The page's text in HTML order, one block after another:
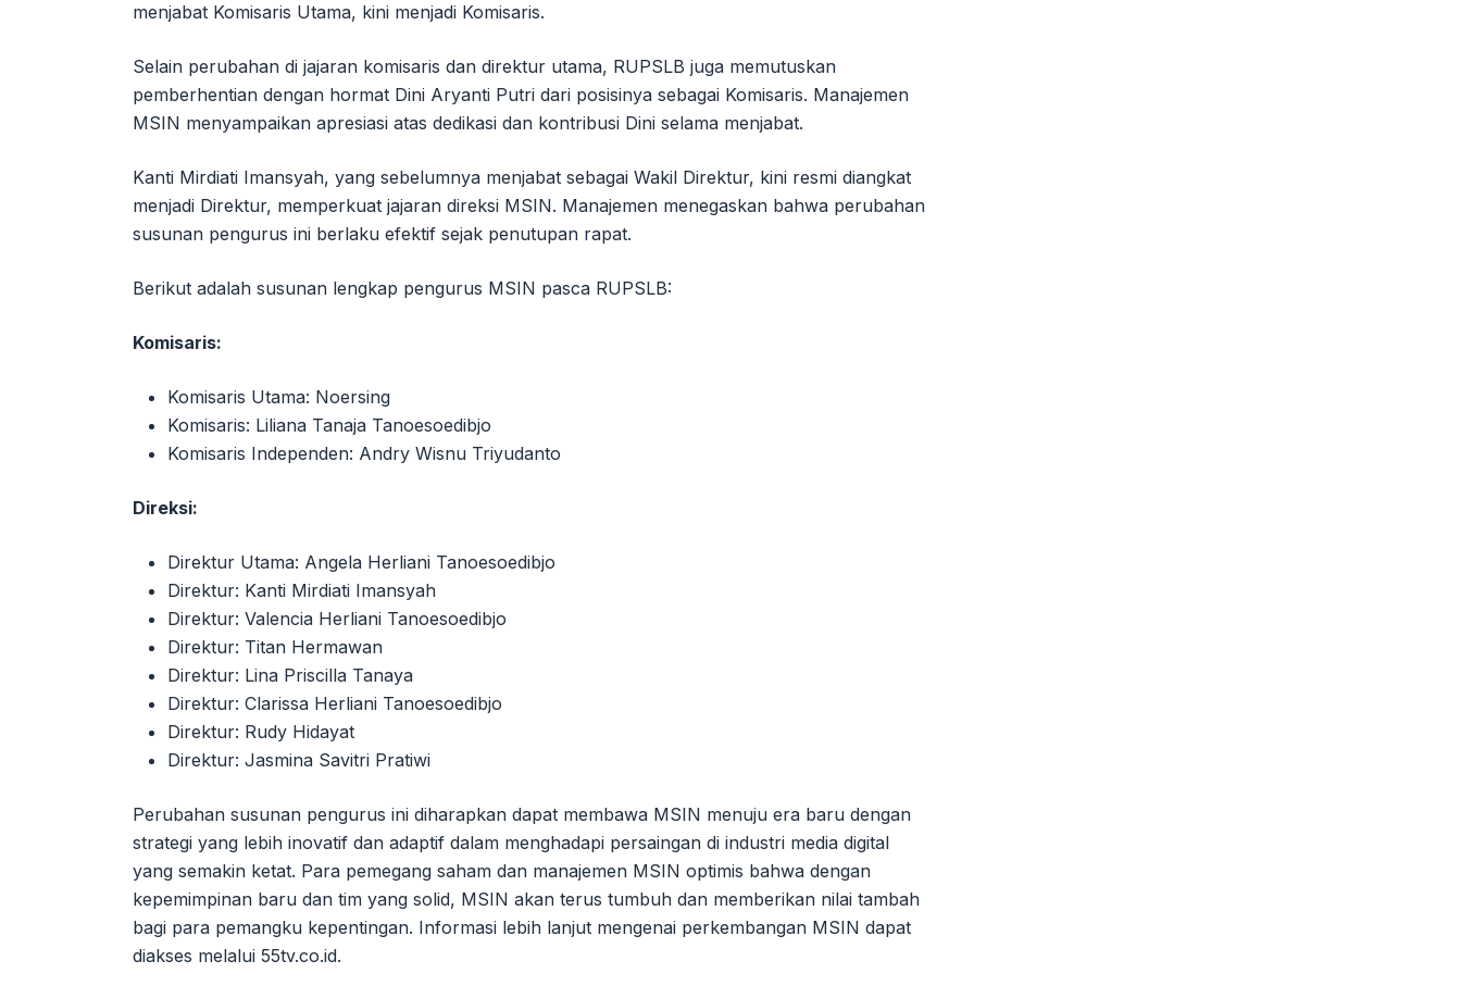
menjabat Komisaris Utama, kini menjadi Komisaris.
Selain perubahan di jajaran komisaris dan direktur utama, RUPSLB juga memutuskan
pemberhentian dengan hormat Dini Aryanti Putri dari posisinya sebagai Komisaris. Manajemen
MSIN menyampaikan apresiasi atas dedikasi dan kontribusi Dini selama menjabat.
Kanti Mirdiati Imansyah, yang sebelumnya menjabat sebagai Wakil Direktur, kini resmi diangkat
menjadi Direktur, memperkuat jajaran direksi MSIN. Manajemen menegaskan bahwa perubahan
susunan pengurus ini berlaku efektif sejak penutupan rapat.
Berikut adalah susunan lengkap pengurus MSIN pasca RUPSLB:
Komisaris:
Komisaris Utama: Noersing
Komisaris: Liliana Tanaja Tanoesoedibjo
Komisaris Independen: Andry Wisnu Triyudanto
Direksi:
Direktur Utama: Angela Herliani Tanoesoedibjo
Direktur: Kanti Mirdiati Imansyah
Direktur: Valencia Herliani Tanoesoedibjo
Direktur: Titan Hermawan
Direktur: Lina Priscilla Tanaya
Direktur: Clarissa Herliani Tanoesoedibjo
Direktur: Rudy Hidayat
Direktur: Jasmina Savitri Pratiwi
Perubahan susunan pengurus ini diharapkan dapat membawa MSIN menuju era baru dengan
strategi yang lebih inovatif dan adaptif dalam menghadapi persaingan di industri media digital
yang semakin ketat. Para pemegang saham dan manajemen MSIN optimis bahwa dengan
kepemimpinan baru dan tim yang solid, MSIN akan terus tumbuh dan memberikan nilai tambah
bagi para pemangku kepentingan. Informasi lebih lanjut mengenai perkembangan MSIN dapat
diakses melalui 55tv.co.id.